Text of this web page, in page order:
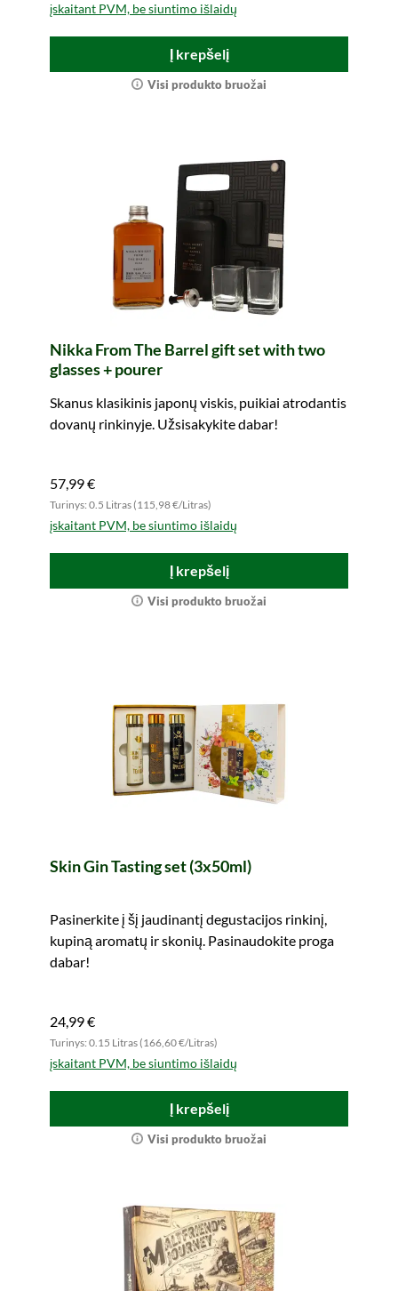
įskaitant PVM, be siuntimo išlaidų
Į krepšelį
Visi produkto bruožai
Nikka From The Barrel gift set with two
glasses + pourer
Skanus klasikinis japonų viskis, puikiai atrodantis
dovanų rinkinyje. Užsisakykite dabar!
57,99 €
Turinys: 0.5 Litras (115,98 €/Litras)
įskaitant PVM, be siuntimo išlaidų
Į krepšelį
Visi produkto bruožai
Skin Gin Tasting set (3x50ml)
Pasinerkite į šį jaudinantį degustacijos rinkinį,
kupiną aromatų ir skonių. Pasinaudokite proga
dabar!
24,99 €
Turinys: 0.15 Litras (166,60 €/Litras)
įskaitant PVM, be siuntimo išlaidų
Į krepšelį
Visi produkto bruožai